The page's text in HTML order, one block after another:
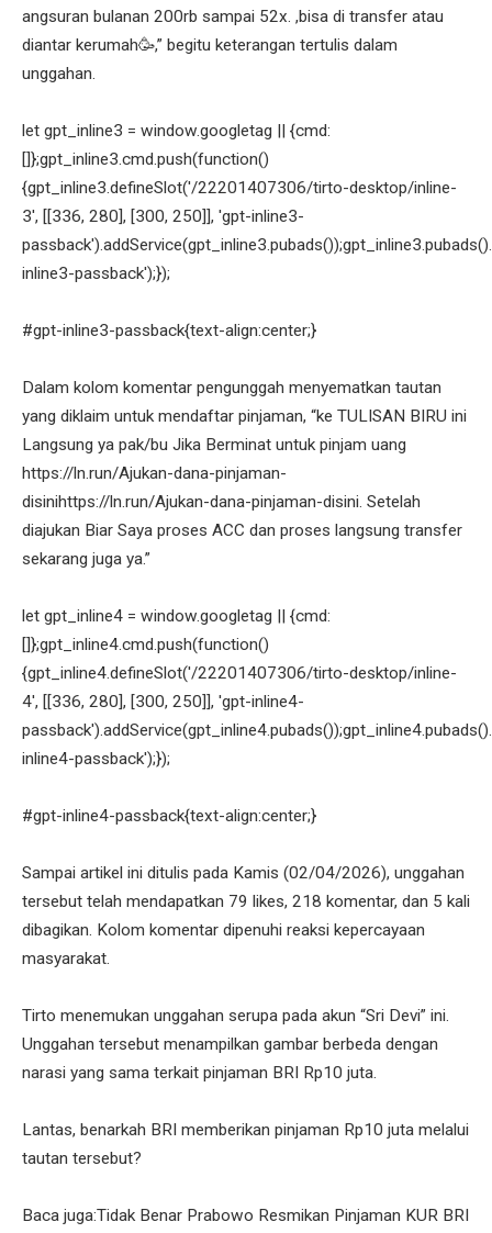
angsuran bulanan 200rb sampai 52x. ,bisa di transfer atau
diantar kerumah🥳,” begitu keterangan tertulis dalam
unggahan.
let gpt_inline3 = window.googletag || {cmd:
[]};gpt_inline3.cmd.push(function()
{gpt_inline3.defineSlot('/22201407306/tirto-desktop/inline-
3', [[336, 280], [300, 250]], 'gpt-inline3-
inline3-passback');});
#gpt-inline3-passback{text-align:center;}
Dalam kolom komentar pengunggah menyematkan tautan
yang diklaim untuk mendaftar pinjaman, “ke TULISAN BIRU ini
Langsung ya pak/bu Jika Berminat untuk pinjam uang
https://ln.run/Ajukan-dana-pinjaman-
disinihttps://ln.run/Ajukan-dana-pinjaman-disini. Setelah
diajukan Biar Saya proses ACC dan proses langsung transfer
sekarang juga ya.”
let gpt_inline4 = window.googletag || {cmd:
[]};gpt_inline4.cmd.push(function()
{gpt_inline4.defineSlot('/22201407306/tirto-desktop/inline-
4', [[336, 280], [300, 250]], 'gpt-inline4-
inline4-passback');});
#gpt-inline4-passback{text-align:center;}
Sampai artikel ini ditulis pada Kamis (02/04/2026), unggahan
tersebut telah mendapatkan 79 likes, 218 komentar, dan 5 kali
dibagikan. Kolom komentar dipenuhi reaksi kepercayaan
masyarakat.
Tirto menemukan unggahan serupa pada akun “Sri Devi” ini.
Unggahan tersebut menampilkan gambar berbeda dengan
narasi yang sama terkait pinjaman BRI Rp10 juta.
Lantas, benarkah BRI memberikan pinjaman Rp10 juta melalui
tautan tersebut?
Baca juga:Tidak Benar Prabowo Resmikan Pinjaman KUR BRI